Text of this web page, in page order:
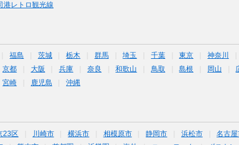
港レトロ観光線
福島 茨城 栃木 群馬 埼玉 千葉 東京 神奈川
京都 大阪 兵庫 奈良 和歌山 鳥取 島根 岡山
宮崎 鹿児島 沖縄
23区 川崎市 横浜市 相模原市 静岡市 浜松市 名古屋